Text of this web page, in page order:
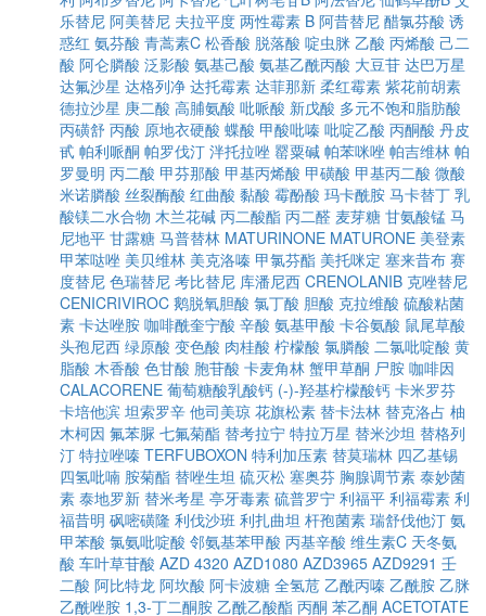
乐替尼 阿美替尼 夫拉平度 两性霉素 B 阿昔替尼 醋氯芬酸 诱
惑红 氨芬酸 青蒿素C 松香酸 脱落酸 啶虫脒 乙酸 丙烯酸 己二
酸 阿仑膦酸 泛影酸 氨基己酸 氨基乙酰丙酸 大豆苷 达巴万星
达氟沙星 达格列净 达托霉素 达菲那新 柔红霉素 紫花前胡素
德拉沙星 庚二酸 高脯氨酸 吡哌酸 新戊酸 多元不饱和脂肪酸
丙磺舒 丙酸 原地衣硬酸 蝶酸 甲酸吡嗪 吡啶乙酸 丙酮酸 丹皮
甙 帕利哌酮 帕罗伐汀 泮托拉唑 罂粟碱 帕苯咪唑 帕吉维林 帕
罗曼明 丙二酸 甲芬那酸 甲基丙烯酸 甲磺酸 甲基丙二酸 微酸
米诺膦酸 丝裂酶酸 红曲酸 黏酸 霉酚酸 玛卡酰胺 马卡替丁 乳
酸镁二水合物 木兰花碱 丙二酸酯 丙二醛 麦芽糖 甘氨酸锰 马
尼地平 甘露糖 马普替林 MATURINONE MATURONE 美登素
甲苯哒唑 美贝维林 美克洛嗪 甲氯芬酯 美托咪定 塞来昔布 赛
度替尼 色瑞替尼 考比替尼 库潘尼西 CRENOLANIB 克唑替尼
CENICRIVIROC 鹅脱氧胆酸 氯丁酸 胆酸 克拉维酸 硫酸粘菌
素 卡达唑胺 咖啡酰奎宁酸 辛酸 氨基甲酸 卡谷氨酸 鼠尾草酸
头孢尼西 绿原酸 变色酸 肉桂酸 柠檬酸 氯膦酸 二氯吡啶酸 黄
脂酸 木香酸 色甘酸 胞苷酸 卡麦角林 蟹甲草酮 尸胺 咖啡因
CALACORENE 葡萄糖酸乳酸钙 (-)-羟基柠檬酸钙 卡米罗芬
卡培他滨 坦索罗辛 他司美琼 花旗松素 替卡法林 替克洛占 柚
木柯因 氟苯脲 七氟菊酯 替考拉宁 特拉万星 替米沙坦 替格列
汀 特拉唑嗪 TERFUBOXON 特利加压素 替莫瑞林 四乙基锡
四氢吡喃 胺菊酯 替唑生坦 硫灭松 塞奥芬 胸腺调节素 泰妙菌
素 泰地罗新 替米考星 亭牙毒素 硫普罗宁 利福平 利福霉素 利
福昔明 砜嘧磺隆 利伐沙班 利扎曲坦 杆孢菌素 瑞舒伐他汀 氨
甲苯酸 氯氨吡啶酸 邻氨基苯甲酸 丙基辛酸 维生素C 天冬氨
酸 车叶草苷酸 AZD 4320 AZD1080 AZD3965 AZD9291 壬
二酸 阿比特龙 阿坎酸 阿卡波糖 全氢苊 乙酰丙嗪 乙酰胺 乙脒
乙酰唑胺 1,3-丁二酮胺 乙酰乙酸酯 丙酮 苯乙酮 ACETOTATE